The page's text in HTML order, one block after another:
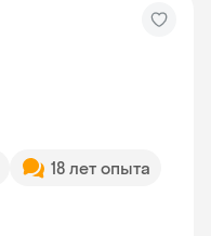
18 лет опыта